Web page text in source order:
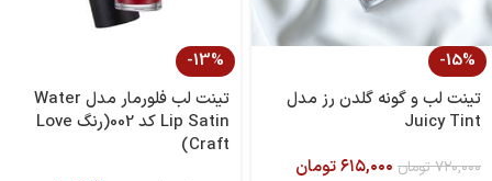
-15%
تینت لب و گونه گلدن رز مدل
Juicy Tint
۷۲۰,۰۰۰تومان ۶۱۵,۰۰۰تومان
-13%
تینت لب فلورمار مدل Water
Lip Satin کد 002(رنگ Love
Craft)